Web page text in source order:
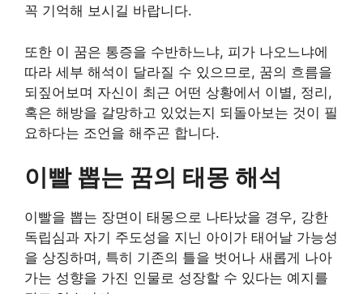
꼭 기억해 보시길 바랍니다.
또한 이 꿈은 통증을 수반하느냐, 피가 나오느냐에
따라 세부 해석이 달라질 수 있으므로, 꿈의 흐름을
되짚어보며 자신이 최근 어떤 상황에서 이별, 정리,
혹은 해방을 갈망하고 있었는지 되돌아보는 것이 필
요하다는 조언을 해주곤 합니다.
이빨 뽑는 꿈의 태몽 해석
이빨을 뽑는 장면이 태몽으로 나타났을 경우, 강한
독립심과 자기 주도성을 지닌 아이가 태어날 가능성
을 상징하며, 특히 기존의 틀을 벗어나 새롭게 나아
가는 성향을 가진 인물로 성장할 수 있다는 예지를